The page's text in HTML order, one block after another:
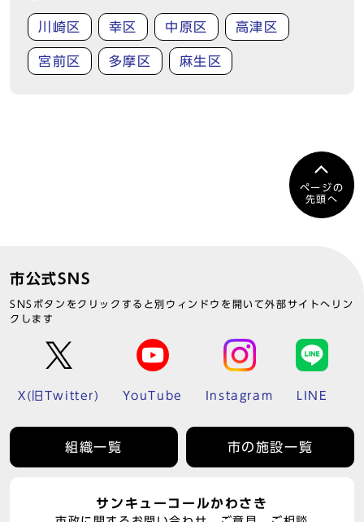
川崎区 幸区 中原区 高津区
宮前区 多摩区 麻生区
ページの
先頭へ
市公式SNS
SNSボタンをクリックすると別ウィンドウを開いて外部サイトへリン
クします
X(旧Twitter) YouTube Instagram LINE
組織一覧 市の施設一覧
サンキューコールかわさき